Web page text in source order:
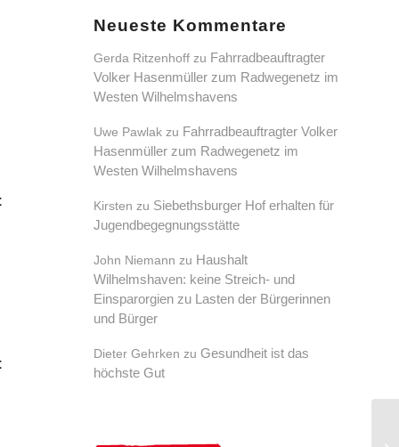
Neueste Kommentare
Gerda Ritzenhoff zu Fahrradbeauftragter
Volker Hasenmüller zum Radwegenetz im
Westen Wilhelmshavens
Uwe Pawlak zu Fahrradbeauftragter Volker
Hasenmüller zum Radwegenetz im
Westen Wilhelmshavens
Kirsten zu Siebethsburger Hof erhalten für
Jugendbegegnungsstätte
John Niemann zu Haushalt
Wilhelmshaven: keine Streich- und
Einsparorgien zu Lasten der Bürgerinnen
und Bürger
Dieter Gehrken zuGesundheit ist das
höchste Gut